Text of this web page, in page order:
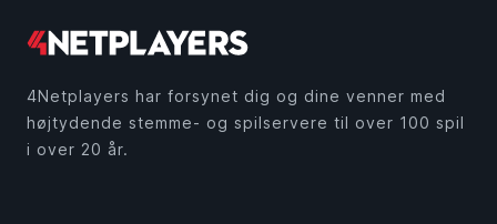
4Netplayers har forsynet dig og dine venner med
højtydende stemme- og spilservere til over 100 spil
i over 20 år.